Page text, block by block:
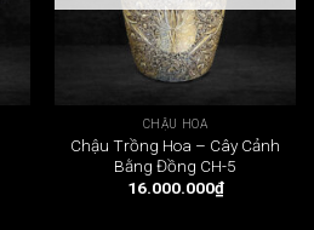
CHẬU HOA
Chậu Trồng Hoa – Cây Cảnh
Bằng Đồng CH-5
16.000.000₫